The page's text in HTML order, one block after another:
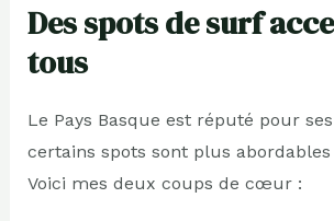
Des spots de surf
tous
Le Pays Basque est réputé pour
certains spots sont plus abordables
Voici mes deux coups de cœur :